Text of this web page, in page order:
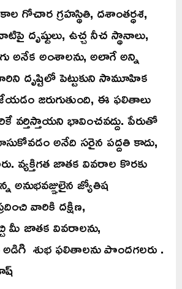
గోచార గ్రహస్థితి, దశాంతర్ధశ,
దృష్టులు, ఉచ్చ నీచ స్థానాలు,
అనేక అంశాలను, అలాగే అన్ని
దృష్టిలో పెట్టుకుని సామూహిక
జరుగుతుంది, ఈ ఫలితాలు
వర్తిస్తాయని భావించవద్దు. పేరుతో
అనేది సరైన పద్దతి కాదు,
వ్యక్తిగత జాతక వివరాల కొరకు
అనుభవజ్ఞులైన జ్యోతిష
వారికి దక్షిణ,
మీ జాతక వివరాలను,
శుభ ఫలితాలను పొందగలరు .